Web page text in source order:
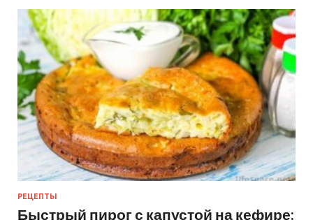
РЕЦЕПТЫ
Быстрый пирог с капустой на кефире: